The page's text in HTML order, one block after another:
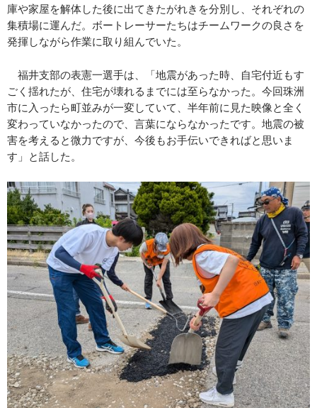
庫や家屋を解体した後に出てきたがれきを分別し、それぞれの
集積場に運んだ。ボートレーサーたちはチームワークの良さを
発揮しながら作業に取り組んでいた。
福井支部の表憲一選手は、「地震があった時、自宅付近もす
ごく揺れたが、住宅が壊れるまでには至らなかった。今回珠洲
市に入ったら町並みが一変していて、半年前に見た映像と全く
変わっていなかったので、言葉にならなかったです。地震の被
害を考えると微力ですが、今後もお手伝いできればと思いま
す」と話した。